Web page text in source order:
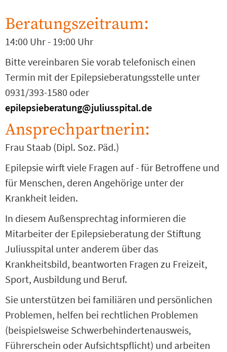
Beratungszeitraum:
14:00 Uhr - 19:00 Uhr
Bitte vereinbaren Sie vorab telefonisch einen
Termin mit der Epilepsieberatungsstelle unter
0931/393-1580 oder
epilepsieberatung@juliusspital.de
Ansprechpartnerin:
Frau Staab (Dipl. Soz. Päd.)
Epilepsie wirft viele Fragen auf - für Betroffene und
für Menschen, deren Angehörige unter der
Krankheit leiden.
In diesem Außensprechtag informieren die
Mitarbeiter der Epilepsieberatung der Stiftung
Juliusspital unter anderem über das
Krankheitsbild, beantworten Fragen zu Freizeit,
Sport, Ausbildung und Beruf.
Sie unterstützen bei familiären und persönlichen
Problemen, helfen bei rechtlichen Problemen
(beispielsweise Schwerbehindertenausweis,
Führerschein oder Aufsichtspflicht) und arbeiten